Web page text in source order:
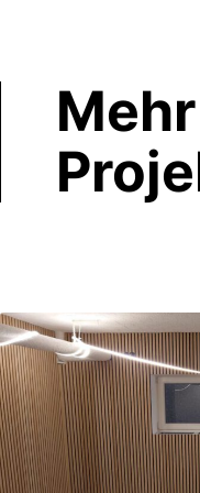
Mehr